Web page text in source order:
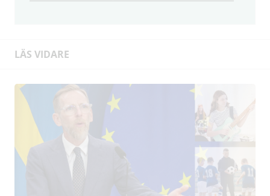
LÄS VIDARE